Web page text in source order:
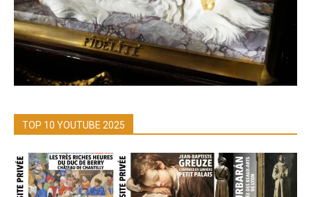
TOP 10 YOUTUBE 2025